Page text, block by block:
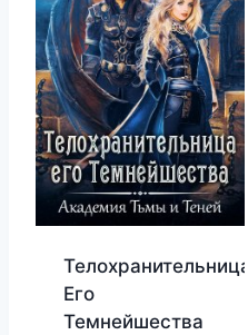
Телохранительница
Его
Темнейшества